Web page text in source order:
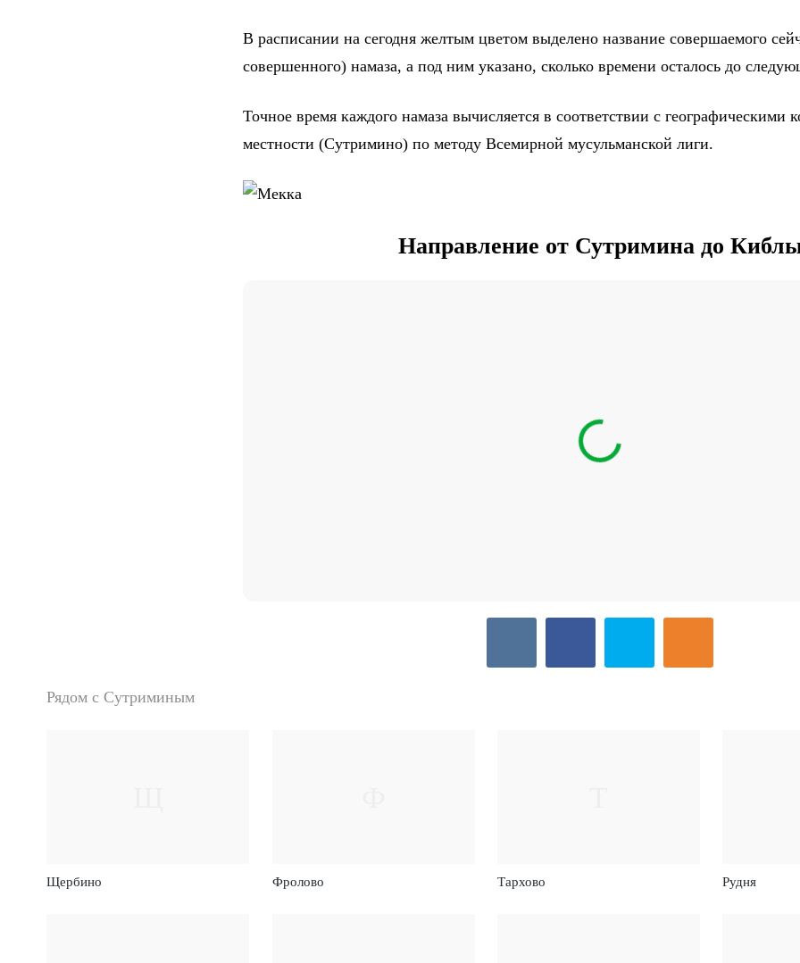
В расписании на сегодня желтым цветом выделено название совершаемого
совершенного) намаза, а под ним указано, сколько времени осталось до
Точное время каждого намаза вычисляется в соответствии с географическими
местности (Сутримино) по методу Всемирной мусульманской лиги.
Направление от Сутримина до
Рядом с Сутриминым
Щербино Фролово Тархово Рудня